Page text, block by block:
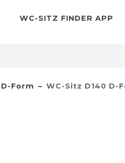
WC-SITZ FINDER APP
D-Form WC-Sitz D140 D-